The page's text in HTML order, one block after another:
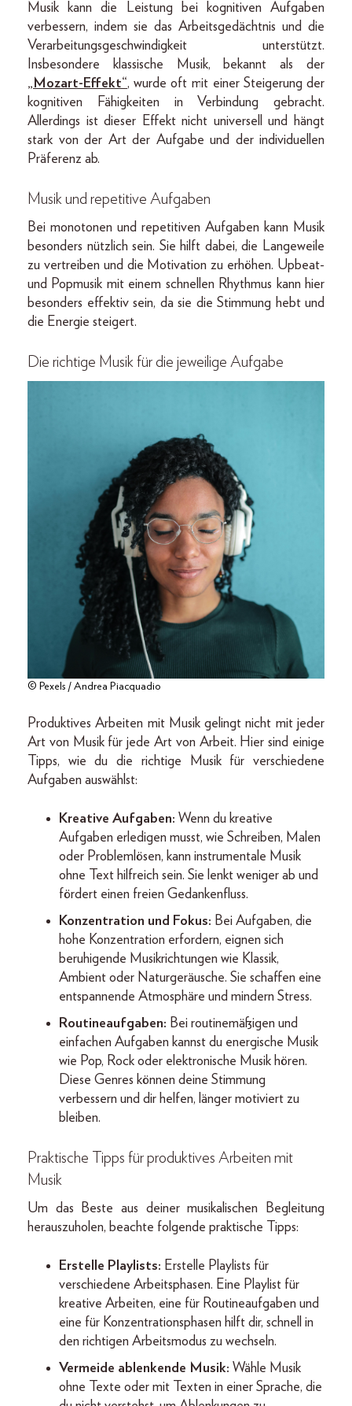
Musik kann die Leistung bei kognitiven Aufgaben
verbessern, indem sie das Arbeitsgedächtnis und die
Verarbeitungsgeschwindigkeit unterstützt.
Insbesondere klassische Musik, bekannt als der
„Mozart-Effekt“, wurde oft mit einer Steigerung der
kognitiven Fähigkeiten in Verbindung gebracht.
Allerdings ist dieser Effekt nicht universell und hängt
stark von der Art der Aufgabe und der individuellen
Präferenz ab.
Musik und repetitive Aufgaben
Bei monotonen und repetitiven Aufgaben kann Musik
besonders nützlich sein. Sie hilft dabei, die Langeweile
zu vertreiben und die Motivation zu erhöhen. Upbeat-
und Popmusik mit einem schnellen Rhythmus kann hier
besonders effektiv sein, da sie die Stimmung hebt und
die Energie steigert.
Die richtige Musik für die jeweilige Aufgabe
© Pexels / Andrea Piacquadio
Produktives Arbeiten mit Musik gelingt nicht mit jeder
Art von Musik für jede Art von Arbeit. Hier sind einige
Tipps, wie du die richtige Musik für verschiedene
Aufgaben auswählst:
Kreative Aufgaben: Wenn du kreative
Aufgaben erledigen musst, wie Schreiben, Malen
oder Problemlösen, kann instrumentale Musik
ohne Text hilfreich sein. Sie lenkt weniger ab und
fördert einen freien Gedankenfluss.
Konzentration und Fokus: Bei Aufgaben, die
hohe Konzentration erfordern, eignen sich
beruhigende Musikrichtungen wie Klassik,
Ambient oder Naturgeräusche. Sie schaffen eine
entspannende Atmosphäre und mindern Stress.
Routineaufgaben: Bei routinemäßigen und
einfachen Aufgaben kannst du energische Musik
wie Pop, Rock oder elektronische Musik hören.
Diese Genres können deine Stimmung
verbessern und dir helfen, länger motiviert zu
bleiben.
Praktische Tipps für produktives Arbeiten mit
Musik
Um das Beste aus deiner musikalischen Begleitung
herauszuholen, beachte folgende praktische Tipps:
Erstelle Playlists: Erstelle Playlists für
verschiedene Arbeitsphasen. Eine Playlist für
kreative Arbeiten, eine für Routineaufgaben und
eine für Konzentrationsphasen hilft dir, schnell in
den richtigen Arbeitsmodus zu wechseln.
Vermeide ablenkende Musik: Wähle Musik
ohne Texte oder mit Texten in einer Sprache, die